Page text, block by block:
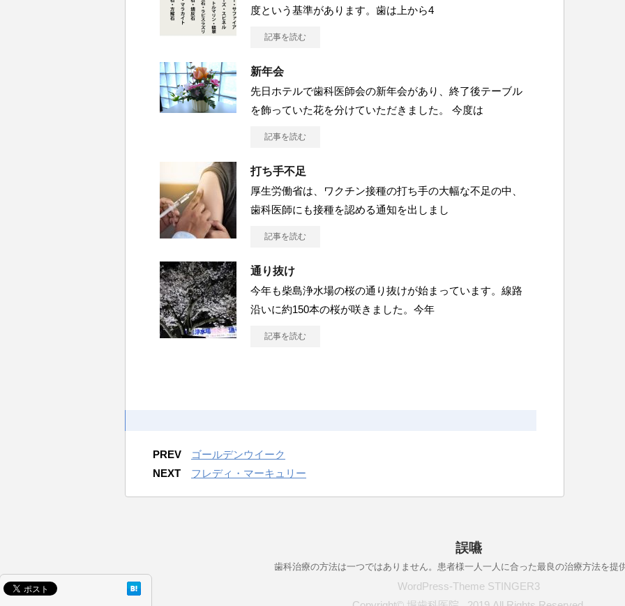
度という基準があります。歯は上から4
記事を読む
新年会
先日ホテルで歯科医師会の新年会があり、終了後テーブル
を飾っていた花を分けていただきました。 今度は
記事を読む
打ち手不足
厚生労働省は、ワクチン接種の打ち手の大幅な不足の中、
歯科医師にも接種を認める通知を出しまし
記事を読む
通り抜け
今年も柴島浄水場の桜の通り抜けが始まっています。線路
沿いに約150本の桜が咲きました。今年
記事を読む
PREV
ゴールデンウイーク
NEXT
フレディ・マーキュリー
誤嚥
歯科治療の方法は一つではありません。患者様一人一人に合った最良の治療方法を提
WordPress-Theme STINGER3